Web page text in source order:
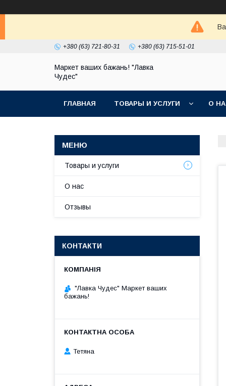
+380 (63) 721-80-31 +380 (63) 715-51-01
Маркет ваших бажань! "Лавка
Чудес"
ГЛАВНАЯ ТОВАРЫ И УСЛУГИ О
Товары и услуги
О нас
Отзывы
КОНТАКТИ
"Лавка Чудес" Маркет ваших
бажань!
Тетяна